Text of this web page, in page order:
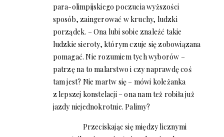
para-olimpijskiego poczucia wyższości
sposób, zaingerować w kruchy, ludzki
porządek. – Ona lubi sobie znaleźć takie
ludzkie sieroty, którym czuje się zobowiązana
pomagać. Nie rozumiem tych wyborów –
patrzę na to malarstwo i czy naprawdę coś
tam jest? Nie martw się – mówi koleżanka
z lepszej konstelacji – ona nam też robiła już
jazdy niejednokrotnie. Palimy?
Przeciskając się między licznymi